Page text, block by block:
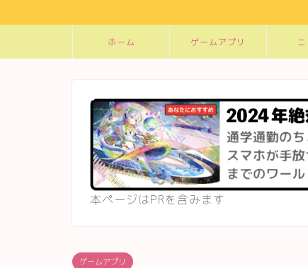
ホーム ゲームアプリ
本ページはPRを含みます
ゲームアプリ